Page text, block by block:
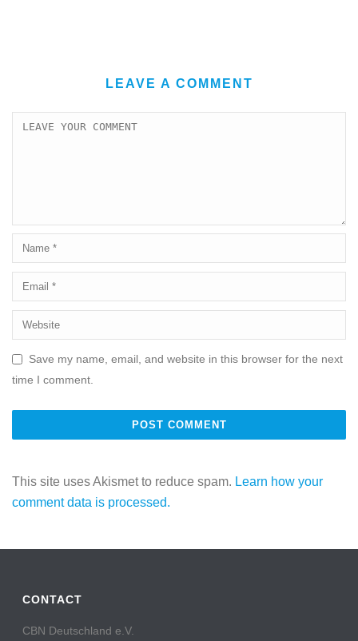
LEAVE A COMMENT
Save my name, email, and website in this browser for the next
time I comment.
This site uses Akismet to reduce spam. Learn how your
comment data is processed.
CONTACT
CBN Deutschland e.V.